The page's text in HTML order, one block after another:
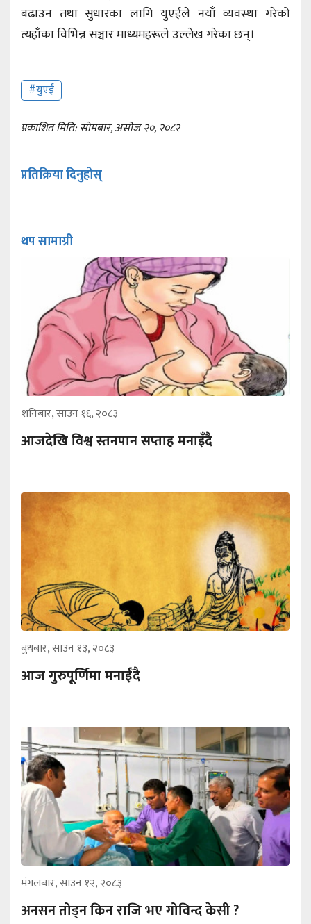
बढाउन तथा सुधारका लागि युएईले नयाँ व्यवस्था गरेको
त्यहाँका विभिन्न सञ्चार माध्यमहरूले उल्लेख गरेका छन्।
#युएई
प्रकाशित मिति: सोमबार, असोज २०, २०८२
प्रतिक्रिया दिनुहोस्
थप सामाग्री
शनिबार, साउन १६, २०८३
आजदेखि विश्व स्तनपान सप्ताह मनाइँदै
बुधबार, साउन १३, २०८३
आज गुरुपूर्णिमा मनाईँदै
मंगलबार, साउन १२, २०८३
अनसन तोड्न किन राजि भए गोविन्द केसी ?